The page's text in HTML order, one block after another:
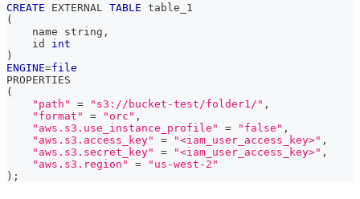
CREATE EXTERNAL TABLE table_1
(
    name string
,
    id
int
)
ENGINE=file
PROPERTIES
(
"path"
= "s3://bucket-test/folder1/" ,
"format"
= "orc" ,
"aws.s3.use_instance_profile"
= "false" ,
"aws.s3.access_key"
= "<iam_user_access_key>" ,
"aws.s3.secret_key"
= "<iam_user_access_key>" ,
"aws.s3.region"
=
"us-west-2"
) ;